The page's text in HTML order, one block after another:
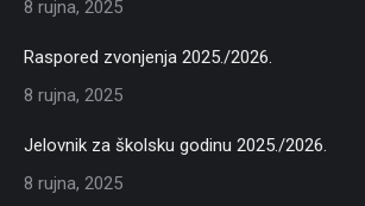
8 rujna, 2025
Raspored zvonjenja 2025./2026.
8 rujna, 2025
Jelovnik za školsku godinu 2025./2026.
8 rujna, 2025